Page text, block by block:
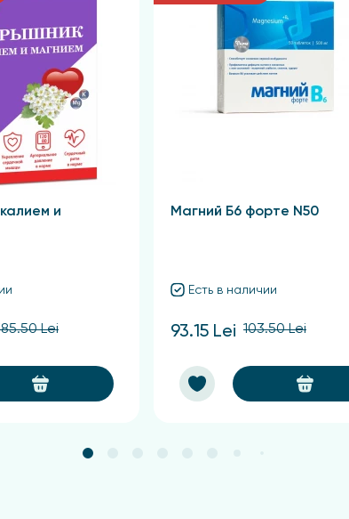
и
Lei
Магний Б6 форте N50
Есть в наличии
93.15 Lei 103.50 Lei